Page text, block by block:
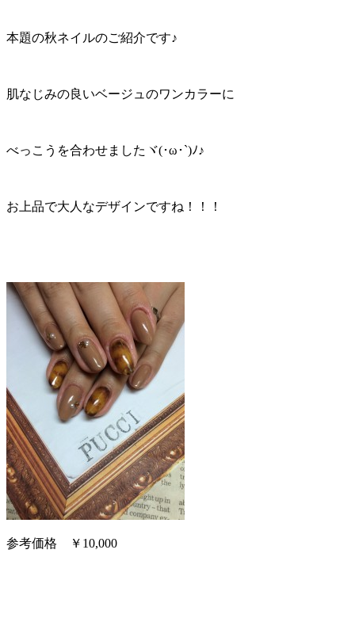
本題の秋ネイルのご紹介です♪
肌なじみの良いベージュのワンカラーに
べっこうを合わせましたヾ(･ω･`)ﾉ♪
お上品で大人なデザインですね！！！
参考価格 ￥10,000